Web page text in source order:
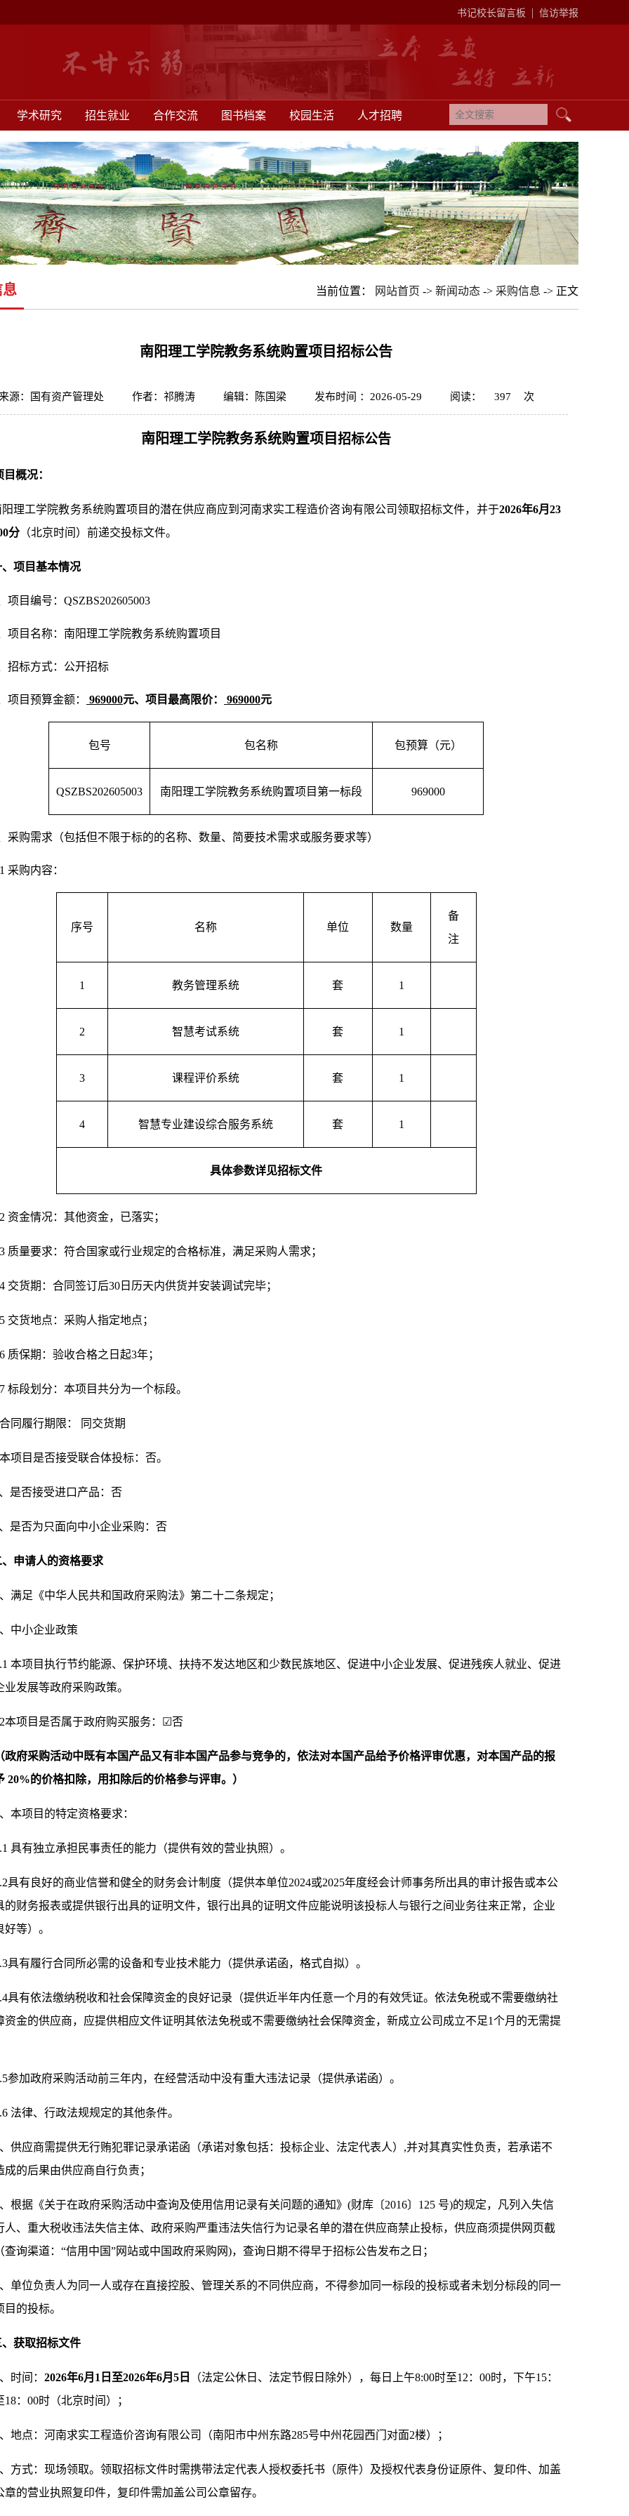
书记校长留言板 | 信访举报
学术研究 招生就业 合作交流 图书档案 校园生活 人才招聘
当前位置： 网站首页 -> 新闻动态 -> 采购信息 -> 正文
息
南阳理工学院教务系统购置项目招标公告
源：国有资产管理处 作者：祁腾涛 编辑：陈国梁 发布时间 ：2026-05-29 阅读： 397 次
南阳理工学院教务系统购置项目招标公告
目概况：
阳理工学院教务系统购置项目的潜在供应商应到河南求实工程造价咨询有限公司领取招标文件，并于2026年6月23
分 （北京时间）前递交投标文件。
、项目基本情况
项目编号： QSZBS202605003
项目名称： 南阳理工学院教务系统购置项目
招标方式：公开招标
项目预算金额： 969000元、项目最高限价： 969000元
包号 包名称 包预算（元）
QSZBS202605003 南阳理工学院教务系统购置项目第一标段 969000
采购需求（包括但不限于标的的名称、数量、简要技术需求或服务要求等）
采购内容：
序号 名称 单位 数量
备
注
1 教务管理系统 套 1
2 智慧考试系统 套 1
3 课程评价系统 套 1
4 智慧专业建设综合服务系统 套 1
具体参数详见招标文件
资金情况：其他资金，已落实；
质量要求：符合国家或行业规定的合格标准，满足采购人需求；
交货期：合同签订后30日历天内供货并安装调试完毕；
交货地点：采购人指定地点；
质保期：验收合格之日起3年；
标段划分：本项目共分为一个标段。
合同履行期限： 同交货期
本项目是否接受联合体投标：否。
是否接受进口产品：否
是否为只面向中小企业采购：否
申请人的资格要求
满足《中华人民共和国政府采购法》第二十二条规定；
中小企业政策
本项目执行节约能源、保护环境、扶持不发达地区和少数民族地区、促进中小企业发展、促进残疾人就业、促进
业发展等政府采购政策。
本项目是否属于政府购买服务： ☑否
（政府采购活动中既有本国产品又有非本国产品参与竞争的，依法对本国产品给予价格评审优惠，对本国产品的报
20%的价格扣除，用扣除后的价格参与评审。）
、 本项目的特定资格要求：
具有独立承担民事责任的能力（提供有效的营业执照）。
具有良好的商业信誉和健全的财务会计制度（提供本单位2024或2025年度经会计师事务所出具的审计报告或本公
的财务报表或提供银行出具的证明文件，银行出具的证明文件应能说明该投标人与银行之间业务往来正常，企业
等）。
具有履行合同所必需的设备和专业技术能力（提供承诺函，格式自拟）。
具有依法缴纳税收和社会保障资金的良好记录（提供近半年内任意一个月的有效凭证。依法免税或不需要缴纳社
资金的供应商，应提供相应文件证明其依法免税或不需要缴纳社会保障资金，新成立公司成立不足1个月的无需提
参加政府采购活动前三年内，在经营活动中没有重大违法记录（提供承诺函）。
法律、行政法规规定的其他条件。
供应商需提供无行贿犯罪记录承诺函（承诺对象包括：投标企业、法定代表人）,并对其真实性负责，若承诺不
成的后果由供应商自行负责；
、根据《关于在政府采购活动中查询及使用信用记录有关问题的通知》 (财库〔2016〕125 号)的规定，凡列入失信
人、重大税收违法失信主体、政府采购严重违法失信行为记录名单的潜在供应商禁止投标，供应商须提供网页截
查询渠道：“信用中国”网站或中国政府采购网)，查询日期不得早于招标公告发布之日；
、单位负责人为同一人或存在直接控股、管理关系的不同供应商，不得参加同一标段的投标或者未划分标段的同一
目的投标。
、获取招标文件
时间： 2026年6月 1 日至2026年6月 5 日 （法定公休日、法定节假日除外），每日上午8:00时至12：00时，下午15：
18：00时（北京时间）；
地点：河南求实工程造价咨询有限公司（南阳市中州东路285号中州花园西门对面2楼）；
方式：现场领取。领取招标文件时需携带法定代表人授权委托书（原件）及授权代表身份证原件、复印件、加盖
章的营业执照复印件，复印件需加盖公司公章留存。